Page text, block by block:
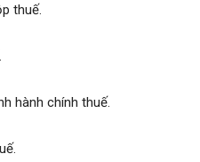
thuế.
hành chính thuế.